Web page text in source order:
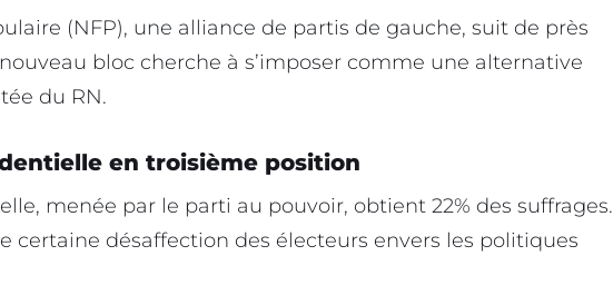
(NFP), une alliance de partis de gauche, suit de près
nouveau bloc cherche à s’imposer comme une alternative
du RN.
en troisième position
menée par le parti au pouvoir, obtient 22% des suffrages.
certaine désaffection des électeurs envers les politiques